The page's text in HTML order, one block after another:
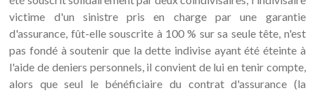
victime d'un sinistre pris en charge par une garantie
d'assurance, fût-elle souscrite à 100 % sur sa seule tête, n'est
pas fondé à soutenir que la dette indivise ayant été éteinte à
l'aide de deniers personnels, il convient de lui en tenir compte,
alors que seul le bénéficiaire du contrat d'assurance (la